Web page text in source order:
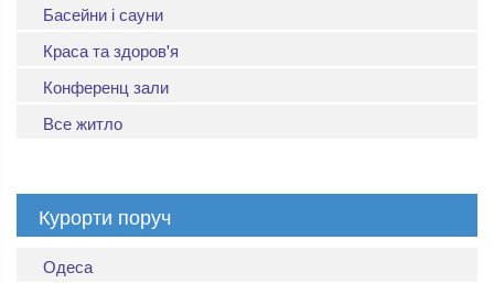
Басейни і сауни
Краса та здоров'я
Конференц зали
Все житло
Курорти поруч
Одеса